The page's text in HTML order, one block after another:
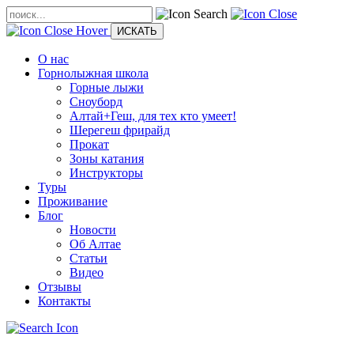
О нас
Горнолыжная школа
Горные лыжи
Сноуборд
Алтай+Геш, для тех кто умеет!
Шерегеш фрирайд
Прокат
Зоны катания
Инструкторы
Туры
Проживание
Блог
Новости
Об Алтае
Статьи
Видео
Отзывы
Контакты